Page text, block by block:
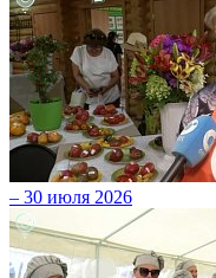
– 30 июля 2026